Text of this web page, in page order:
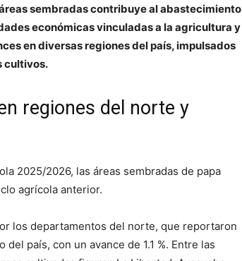
sembradas contribuye al abastecimiento
económicas vinculadas a la agricultura y
en diversas regiones del país, impulsados
cultivos.
regiones del norte y
2025/2026, las áreas sembradas de papa
agrícola anterior.
los departamentos del norte, que reportaron
país, con un avance de 1.1 %. Entre las